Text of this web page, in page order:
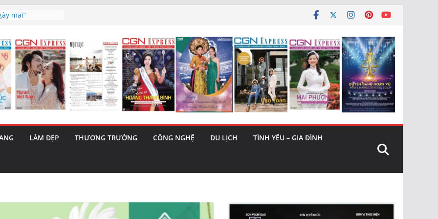
triết lý sống
bản hit “Tôi là
– 1 Cơ hội
cùng MTH
(5/8): Bật tăng
và nguy cơ trốn
LÀM ĐẸP THƯƠNG TRƯỜNG CÔNG NGHỆ DU LỊCH TÌNH YÊU – GIA ĐÌNH